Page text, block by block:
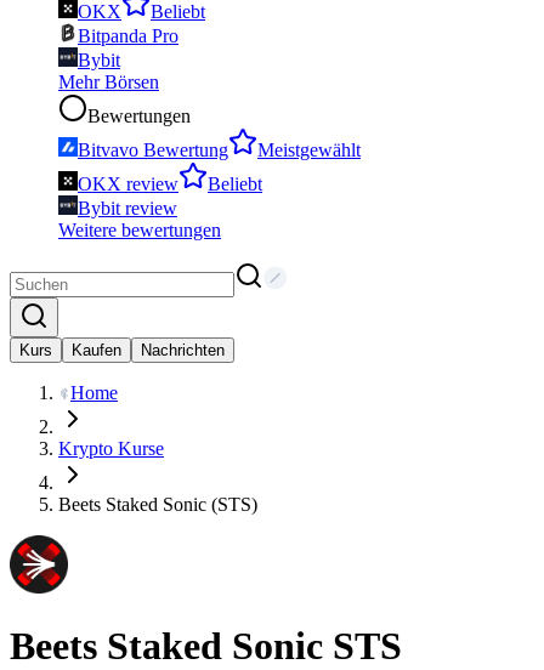
OKX
Beliebt
Bitpanda Pro
Bybit
Mehr Börsen
Bewertungen
Bitvavo Bewertung
Meistgewählt
OKX review
Beliebt
Bybit review
Weitere bewertungen
Kurs Kaufen Nachrichten
Home
Krypto Kurse
Beets Staked Sonic (STS)
Beets Staked Sonic STS